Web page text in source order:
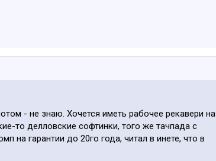
- не знаю. Хочется иметь рабочее рекавери на
то делловские софтинки, того же тачпада с
на гарантии до 20го года, читал в инете, что в